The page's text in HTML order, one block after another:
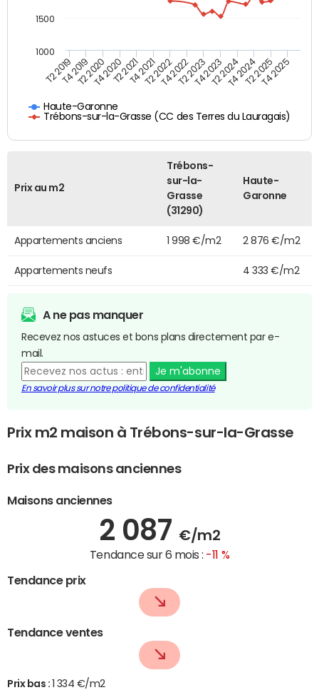
Haute-Garonne
Trébons-sur-la-Grasse (CC des Terres du Lauragais)
T2 2019T4 2019T2 2020T4 2020T2 2021T4 2021T2 2022T4 2022T2 2023T4 2023T2 2024T4 2024T2 2025T4 2025
1000
1500
Prix au m2
Trébons-
sur-la-
Grasse
(31290)
Haute-
Garonne
Appartements anciens 1 998 €/m2 2 876 €/m2
Appartements neufs 4 333 €/m2
A ne pas manquer
Recevez nos astuces et bons plans directement par e-
mail.
Je m'abonne
En savoir plus sur notre politique de confidentialité
Prix m2 maison à Trébons-sur-la-Grasse
Prix des maisons anciennes
Maisons anciennes
2 087 €/m2
Tendance sur 6 mois : -11 %
Tendance prix
Tendance ventes
Prix bas :
1 334 €/m2